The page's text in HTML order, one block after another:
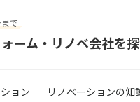
で
ーム・リノベ会社を
ョン リノベーションの知